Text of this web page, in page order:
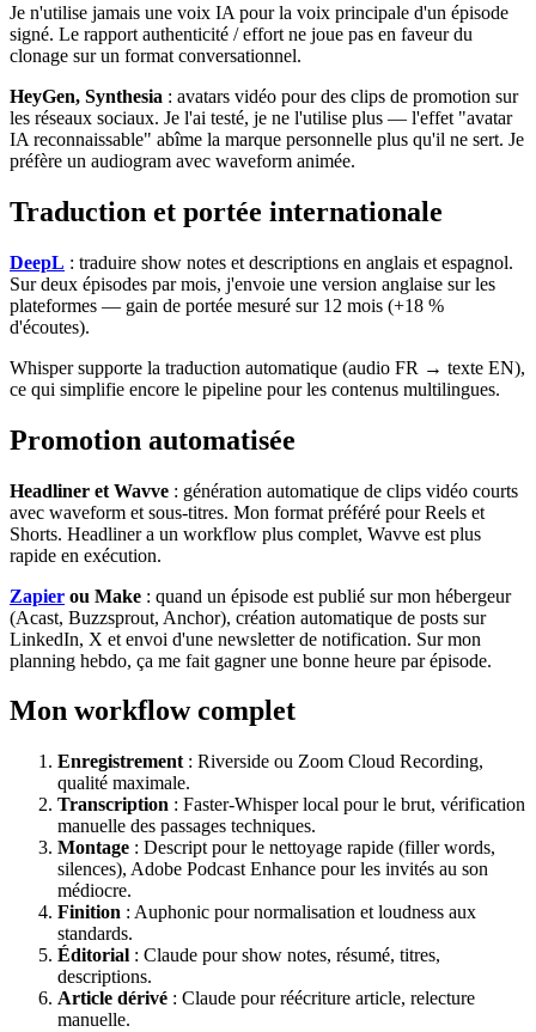
Je n'utilise jamais une voix IA pour la voix principale d'un épisode
signé. Le rapport authenticité / effort ne joue pas en faveur du
clonage sur un format conversationnel.
HeyGen, Synthesia : avatars vidéo pour des clips de promotion sur
les réseaux sociaux. Je l'ai testé, je ne l'utilise plus — l'effet "avatar
IA reconnaissable" abîme la marque personnelle plus qu'il ne sert. Je
préfère un audiogram avec waveform animée.
Traduction et portée internationale
DeepL : traduire show notes et descriptions en anglais et espagnol.
Sur deux épisodes par mois, j'envoie une version anglaise sur les
plateformes — gain de portée mesuré sur 12 mois (+18 %
d'écoutes).
Whisper supporte la traduction automatique (audio FR → texte EN),
ce qui simplifie encore le pipeline pour les contenus multilingues.
Promotion automatisée
Headliner et Wavve : génération automatique de clips vidéo courts
avec waveform et sous-titres. Mon format préféré pour Reels et
Shorts. Headliner a un workflow plus complet, Wavve est plus
rapide en exécution.
Zapier ou Make : quand un épisode est publié sur mon hébergeur
(Acast, Buzzsprout, Anchor), création automatique de posts sur
LinkedIn, X et envoi d'une newsletter de notification. Sur mon
planning hebdo, ça me fait gagner une bonne heure par épisode.
Mon workflow complet
Enregistrement : Riverside ou Zoom Cloud Recording,
qualité maximale.
Transcription : Faster-Whisper local pour le brut, vérification
manuelle des passages techniques.
Montage : Descript pour le nettoyage rapide (filler words,
silences), Adobe Podcast Enhance pour les invités au son
médiocre.
Finition : Auphonic pour normalisation et loudness aux
standards.
Éditorial : Claude pour show notes, résumé, titres,
descriptions.
Article dérivé : Claude pour réécriture article, relecture
manuelle.